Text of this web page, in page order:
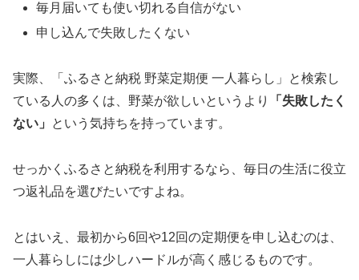
毎月届いても使い切れる自信がない
申し込んで失敗したくない
実際、「ふるさと納税 野菜定期便 一人暮らし」と検索し
ている人の多くは、野菜が欲しいというより
「失敗したく
ない」
という気持ちを持っています。
せっかくふるさと納税を利用するなら、毎日の生活に役立
つ返礼品を選びたいですよね。
とはいえ、最初から6回や12回の定期便を申し込むのは、
一人暮らしには少しハードルが高く感じるものです。